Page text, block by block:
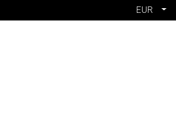
EUR